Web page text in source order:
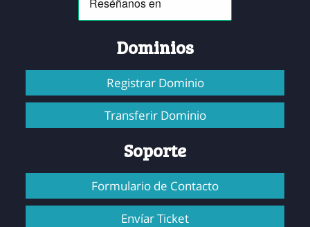
Dominios
Registrar Dominio
Transferir Dominio
Soporte
Formulario de Contacto
Envíar Ticket